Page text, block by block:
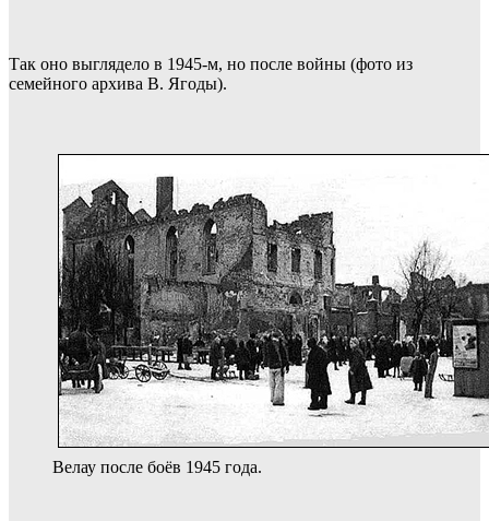
Так оно выглядело в 1945-м, но после войны (фото из
семейного архива В. Ягоды).
Велау после боёв 1945 года.